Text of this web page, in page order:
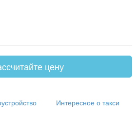
цену
Интересное о такси